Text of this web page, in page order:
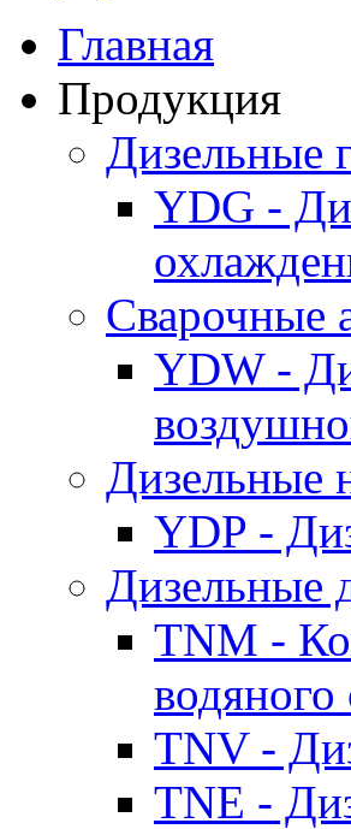
Главная
Продукция
Дизельные
YDG -
Cварочные
YDW -
Дизельные
YDP -
Дизельные
TNM -
TNV -
TNE -